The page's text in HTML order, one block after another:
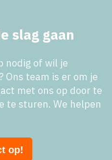
slag gaan
nodig of wil je
Ons team is er om je
met ons op door te
te sturen. We helpen
op!